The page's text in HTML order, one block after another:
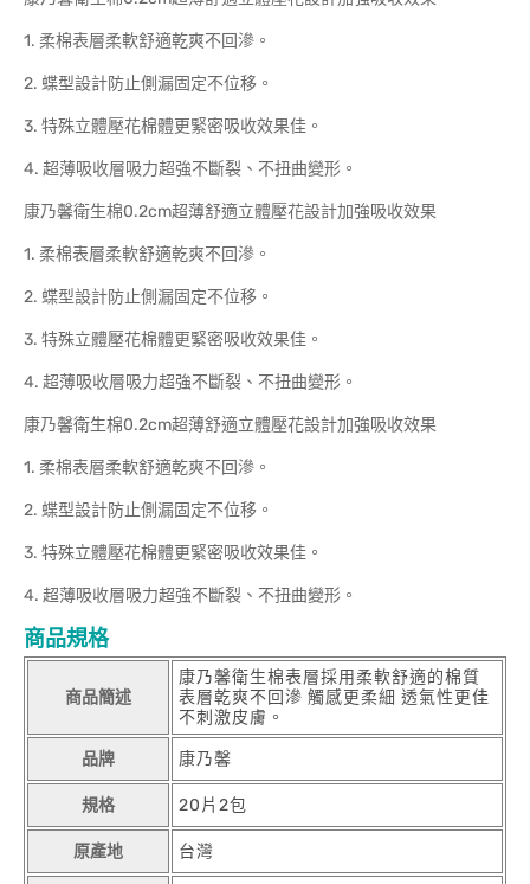
1. 柔棉表層柔軟舒適乾爽不回滲。
2. 蝶型設計防止側漏固定不位移。
3. 特殊立體壓花棉體更緊密吸收效果佳。
4. 超薄吸收層吸力超強不斷裂、不扭曲變形。
康乃馨衛生棉0.2cm超薄舒適立體壓花設計加強吸收效果
1. 柔棉表層柔軟舒適乾爽不回滲。
2. 蝶型設計防止側漏固定不位移。
3. 特殊立體壓花棉體更緊密吸收效果佳。
4. 超薄吸收層吸力超強不斷裂、不扭曲變形。
康乃馨衛生棉0.2cm超薄舒適立體壓花設計加強吸收效果
1. 柔棉表層柔軟舒適乾爽不回滲。
2. 蝶型設計防止側漏固定不位移。
3. 特殊立體壓花棉體更緊密吸收效果佳。
4. 超薄吸收層吸力超強不斷裂、不扭曲變形。
商品規格
商品簡述
康乃馨衛生棉表層採用柔軟舒適的棉質
表層乾爽不回滲 觸感更柔細 透氣性更佳
不刺激皮膚。
品牌 康乃馨
規格 20片2包
原產地 台灣